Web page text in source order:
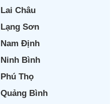
Lai Châu
Lạng Sơn
Nam Định
Ninh Bình
Phú Thọ
Quảng Bình